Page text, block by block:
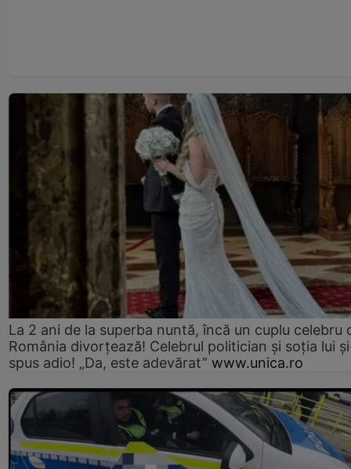
La 2 ani de la superba nuntă, încă un cuplu celebru
România divorțează! Celebrul politician și soția lui
spus adio! „Da, este adevărat” www.unica.ro